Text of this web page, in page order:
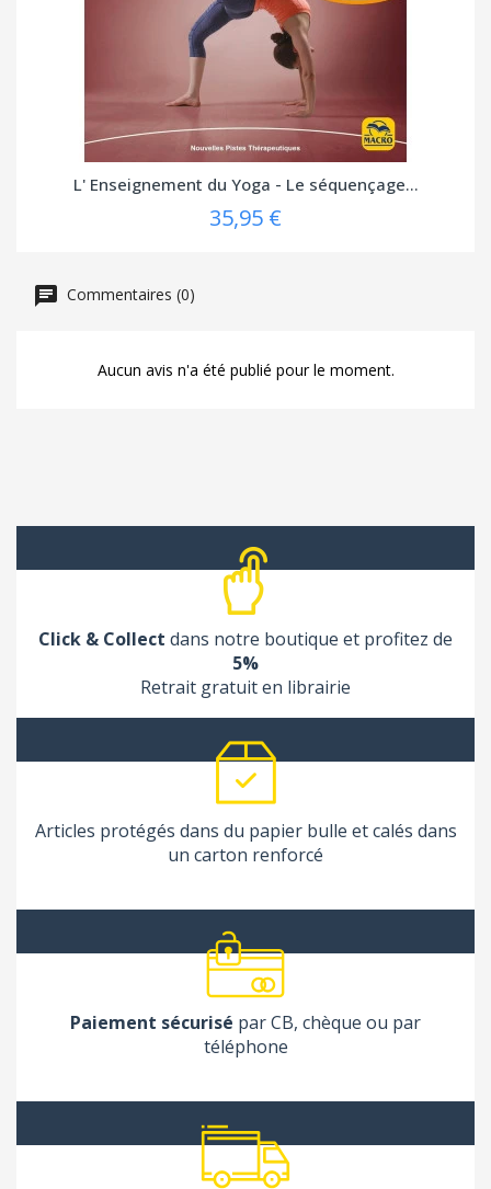
L' Enseignement du Yoga - Le séquençage...
35,95 €
Commentaires (0)
Aucun avis n'a été publié pour le moment.
Click & Collect dans notre boutique et profitez de
5%
Retrait gratuit en librairie
Articles protégés dans du papier bulle et calés dans
un carton renforcé
Paiement sécurisé par CB, chèque ou par
téléphone